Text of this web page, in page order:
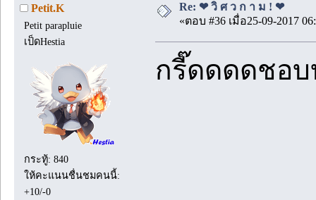
Petit.K
Petit parapluie
เป็ดHestia
กระทู้: 840
ให้คะแนนชื่นชมคนนี้:
+10/-0
Re: ❤ วิ ศ ว ก า ม ! ❤
«ตอบ #36 เมื่อ25-09-2017
กรี๊ดดดดชอบ